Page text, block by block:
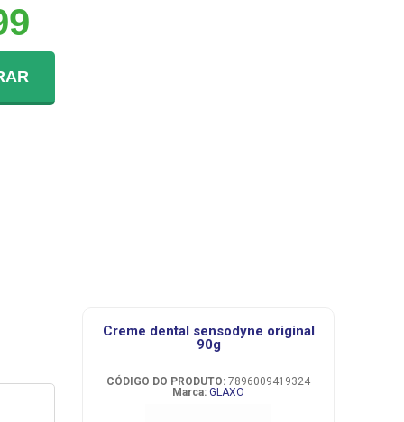
creme dental sensodyne original
90g
CÓDIGO DO PRODUTO: 7896009419324
Marca: GLAXO